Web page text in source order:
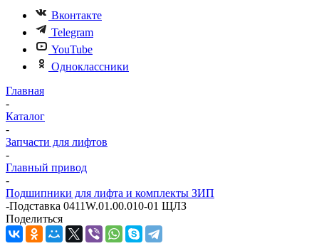
Вконтакте
Telegram
YouTube
Одноклассники
Главная
-
Каталог
-
Запчасти для лифтов
-
Главный привод
-
Подшипники для лифта и комплекты ЗИП
-Подставка 0411W.01.00.010-01 ЩЛЗ
Поделиться